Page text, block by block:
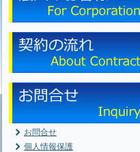
お問合せ
個人情報保護